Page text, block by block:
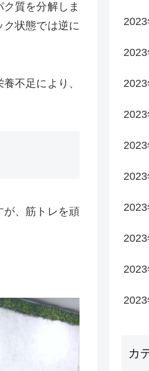
質を分解しま
状態では逆に
不足により、
が、筋トレを頑
2023
2023
2023
2023
2023
2023
2023
2023
2023
2023
カ